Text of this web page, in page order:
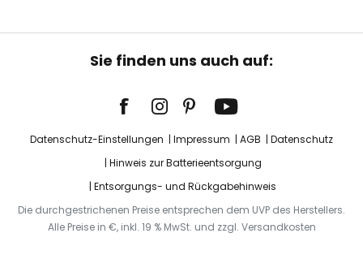
Sie finden uns auch auf:
Datenschutz-Einstellungen Impressum AGB
Datenschutz
Hinweis zur Batterieentsorgung
Entsorgungs- und Rückgabehinweis
Die durchgestrichenen Preise entsprechen dem UVP des Herstellers.
Alle Preise in €, inkl. 19 % MwSt. und zzgl. Versandkosten